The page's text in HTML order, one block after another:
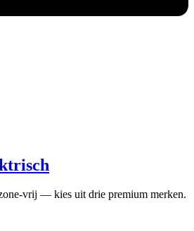
vrij — kies uit drie premium merken.